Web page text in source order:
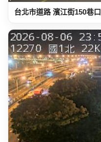
台北市道路 濱江街150巷口